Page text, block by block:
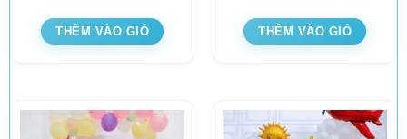
THÊM VÀO GIỎ THÊM VÀO GIỎ